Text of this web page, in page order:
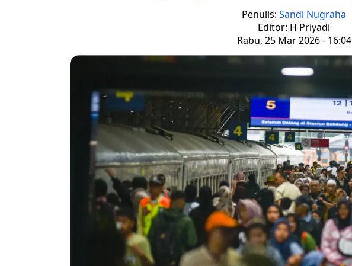
Penulis: Sandi Nugraha
Editor: H Priyadi
Rabu, 25 Mar 2026 - 16:04